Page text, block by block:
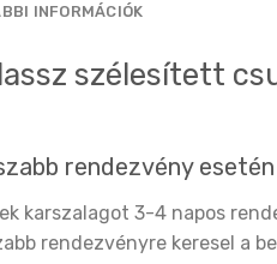
INFORMÁCIÓK
szélesített
rendezvény
karszalagot 3-4 napos
rendezvényre keresel a